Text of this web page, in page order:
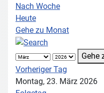
Nach Woche
Heute
Gehe zu Monat
Gehe
Vorheriger Tag
Montag, 23. März 2026